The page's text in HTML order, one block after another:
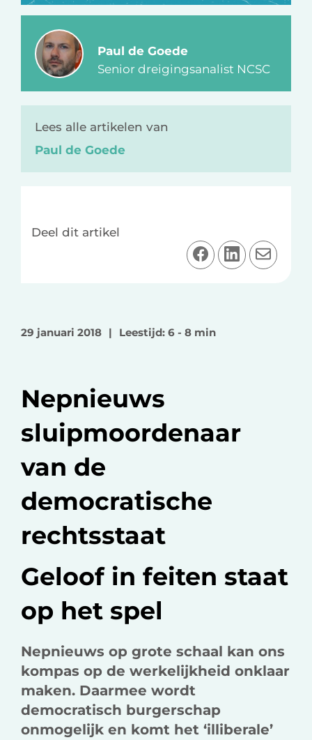
Paul de Goede
Senior dreigingsanalist NCSC
Lees alle artikelen van
Paul de Goede
Deel dit artikel
D
e
o
b
D
e
e
D
e
29 januari 2018 | Leestijd: 6 - 8 min
Nepnieuws
sluipmoordenaar
van de
democratische
rechtsstaat
Geloof in feiten staat
op het spel
Nepnieuws op grote schaal kan ons
kompas op de werkelijkheid onklaar
maken. Daarmee wordt
democratisch burgerschap
onmogelijk en komt het ‘illiberale’